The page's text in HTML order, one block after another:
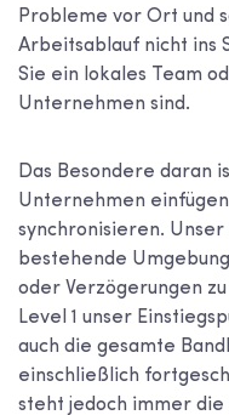
Probleme vor Ort und
Arbeitsablauf nicht ins
Sie ein lokales Team
Unternehmen sind.
Das Besondere daran
Unternehmen
synchronisieren.
bestehende
oder Verzögerungen
Level 1 unser
auch die gesamte
einschließlich
steht jedoch immer die